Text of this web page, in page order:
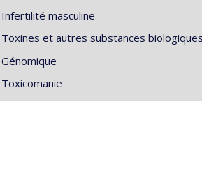
Infertilité masculine
Toxines et autres substances biologiques
Génomique
Toxicomanie